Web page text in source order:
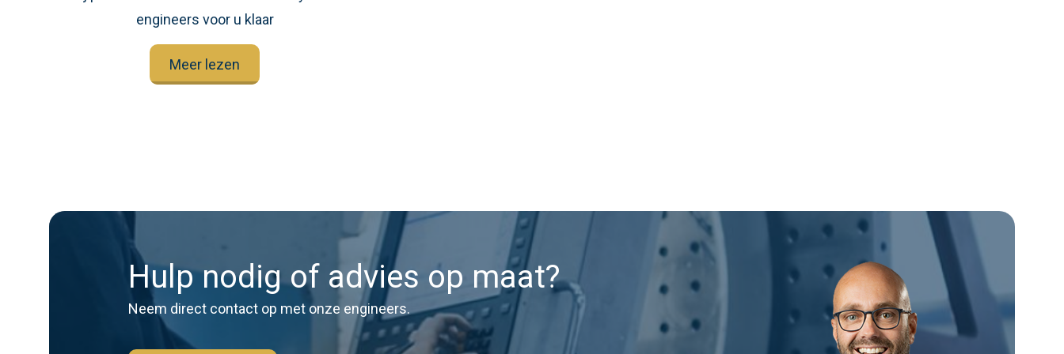
engineers voor u klaar
Meer lezen
Hulp nodig of advies op maat?
Neem direct contact op met onze engineers.